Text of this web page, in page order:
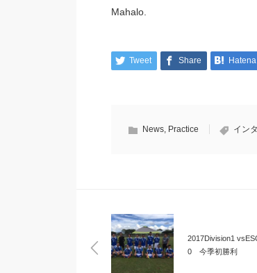
Mahalo.
Tweet Share Hatena
News, Practice イン
2017Division1
0 今季初勝利